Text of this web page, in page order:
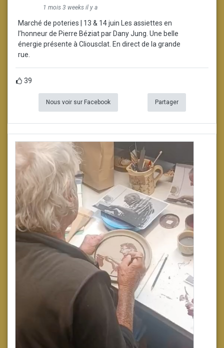
1 mois 3 weeks il y a
Marché de poteries | 13 & 14 juin Les assiettes en
l’honneur de Pierre Béziat par Dany Jung. Une belle
énergie présente à Cliousclat. En direct de la grande
rue.
39
Nous voir sur Facebook Partager